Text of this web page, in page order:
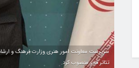
سرپرست معاونت امور هنری وزارت فرهنگ و
تئاتر فجر منصوب کرد.